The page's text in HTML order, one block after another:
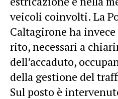
veicoli coinvolti. La
Caltagirone ha
rito, necessari a
dell’accaduto,
della gestione del
Sul posto è